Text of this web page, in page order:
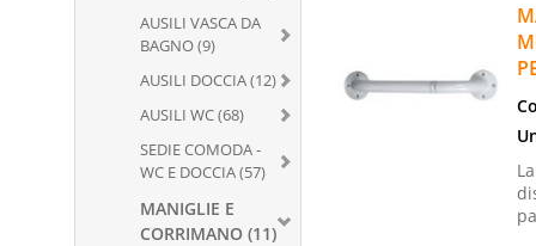
AUSILI VASCA DA
BAGNO (9)
AUSILI DOCCIA (12)
AUSILI WC (68)
SEDIE COMODA -
WC E DOCCIA (57)
MANIGLIE E
CORRIMANO (11)